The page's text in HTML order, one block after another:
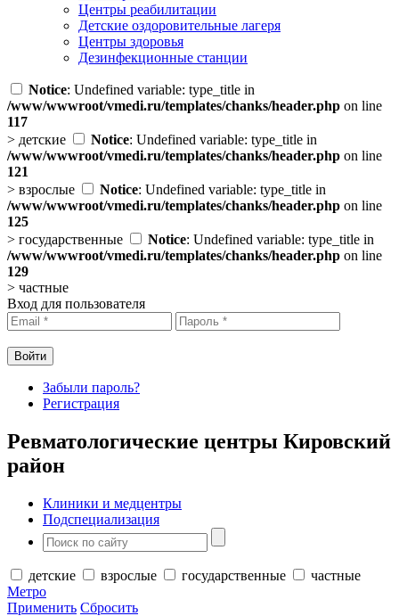
Центры реабилитации
Детские оздоровительные лагеря
Центры здоровья
Дезинфекционные станции
Notice: Undefined variable: type_title in
/www/wwwroot/vmedi.ru/templates/chanks/header.php on line
117
> детские Notice: Undefined variable: type_title in
/www/wwwroot/vmedi.ru/templates/chanks/header.php on line
121
> взрослые Notice: Undefined variable: type_title in
/www/wwwroot/vmedi.ru/templates/chanks/header.php on line
125
> государственные Notice: Undefined variable: type_title in
/www/wwwroot/vmedi.ru/templates/chanks/header.php on line
129
> частные
Вход для пользователя
Забыли пароль?
Регистрация
Ревматологические центры Кировский
район
Клиники и медцентры
Подспециализация
детские взрослые государственные
частные
Метро
Применить Сбросить